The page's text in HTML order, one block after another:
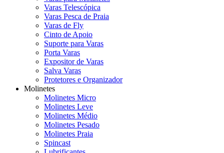
Varas Telescópica
Varas Pesca de Praia
Varas de Fly
Cinto de Apoio
Suporte para Varas
Porta Varas
Expositor de Varas
Salva Varas
Protetores e Organizador
Molinetes
Molinetes Micro
Molinetes Leve
Molinetes Médio
Molinetes Pesado
Molinetes Praia
Spincast